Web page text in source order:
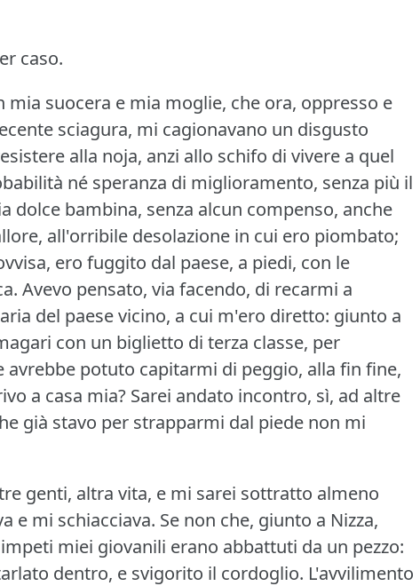
caso.
mia suocera e mia moglie, che ora, oppresso e
sciagura, mi cagionavano un disgusto
alla noja, anzi allo schifo di vivere a quel
né speranza di miglioramento, senza più il
dolce bambina, senza alcun compenso, anche
all'orribile desolazione in cui ero piombato;
ero fuggito dal paese, a piedi, con le
Avevo pensato, via facendo, di recarmi a
del paese vicino, a cui m'ero diretto: giunto a
con un biglietto di terza classe, per
avrebbe potuto capitarmi di peggio, alla fin fine,
a casa mia? Sarei andato incontro, sì, ad altre
già stavo per strapparmi dal piede non mi
genti, altra vita, e mi sarei sottratto almeno
e mi schiacciava. Se non che, giunto a Nizza,
miei giovanili erano abbattuti da un pezzo:
dentro, e svigorito il cordoglio. L'avvilimento